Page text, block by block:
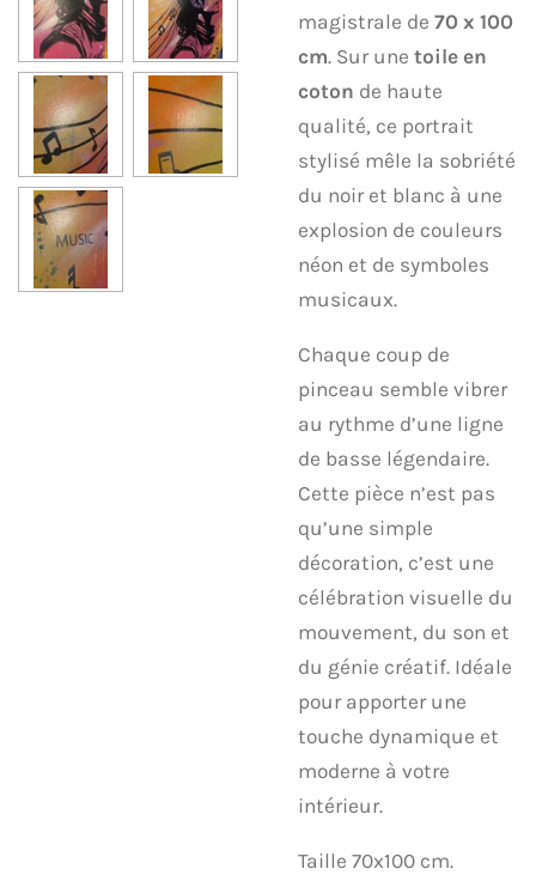
magistrale de 70 x 100
cm. Sur une toile en
coton de haute
qualité, ce portrait
stylisé mêle la sobriété
du noir et blanc à une
explosion de couleurs
néon et de symboles
musicaux.
​Chaque coup de
pinceau semble vibrer
au rythme d’une ligne
de basse légendaire.
Cette pièce n’est pas
qu’une simple
décoration, c’est une
célébration visuelle du
mouvement, du son et
du génie créatif. Idéale
pour apporter une
touche dynamique et
moderne à votre
intérieur.
Taille 70x100 cm.